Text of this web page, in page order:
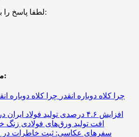
لطفا پاسخ را به عدد انگلیسی وارد کنید:
محبوب‌ترین مطالب مجله:
چرا کلاه دوباره انقدر
افت تولید ورق‌های فولادی